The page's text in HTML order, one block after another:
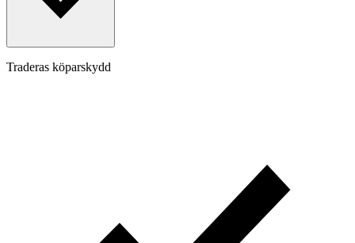
Traderas köparskydd